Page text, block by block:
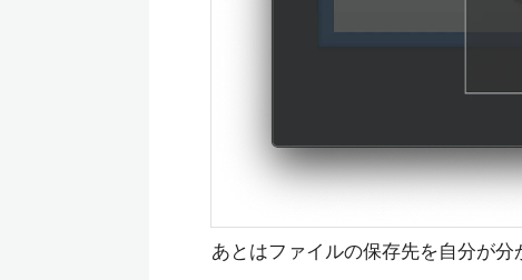
あとはファイルの保存先を自分が分